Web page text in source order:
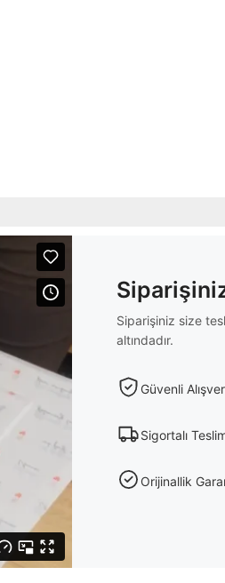
Siparişiniz size
altındadır.
Güvenli
Sigortalı
Orijinallik